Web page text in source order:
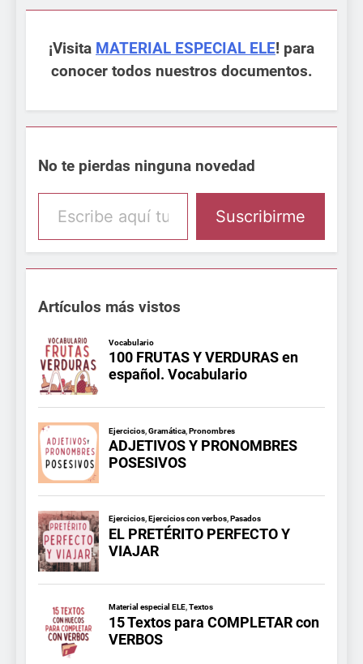
¡Visita MATERIAL ESPECIAL ELE! para
conocer todos nuestros documentos.
No te pierdas ninguna novedad
Escribe aquí tu email
Suscribirme
Artículos más vistos